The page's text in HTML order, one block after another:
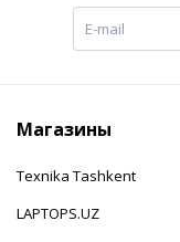
Магазины
Texnika Tashkent
LAPTOPS.UZ